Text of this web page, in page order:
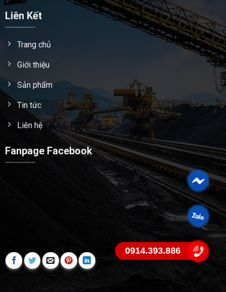
Liên Kết
Trang chủ
Giới thiệu
Sản phẩm
Tin tức
Liên hệ
Fanpage Facebook
0914.393.886